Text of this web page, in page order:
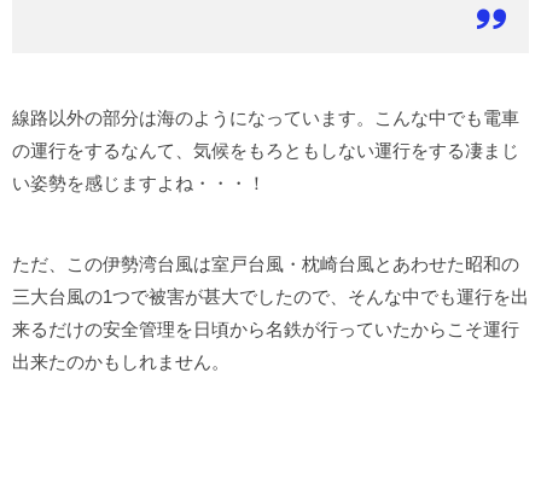
線路以外の部分は海のようになっています。こんな中でも電車
の運行をするなんて、気候をもろともしない運行をする凄まじ
い姿勢を感じますよね・・・！
ただ、この伊勢湾台風は室戸台風・枕崎台風とあわせた昭和の
三大台風の1つで被害が甚大でしたので、そんな中でも運行を出
来るだけの安全管理を日頃から名鉄が行っていたからこそ運行
出来たのかもしれません。